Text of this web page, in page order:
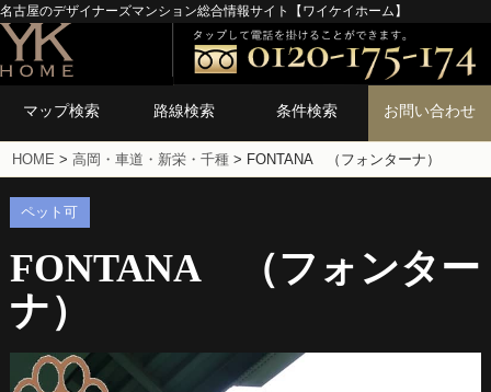
名古屋のデザイナーズマンション総合情報サイト【ワイケイホーム】
マップ検索 路線検索 条件検索 お問い合わせ
HOME >高岡・車道・新栄・千種 > FONTANA （フォンターナ）
ペット可
FONTANA （フォンター
ナ）